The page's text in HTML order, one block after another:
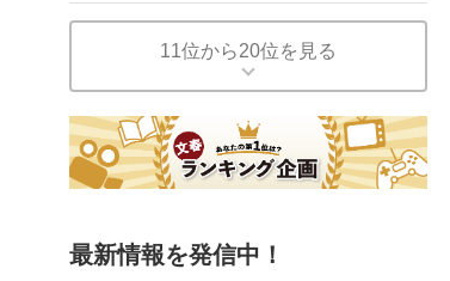
11位から20位を見る
最新情報を発信中！